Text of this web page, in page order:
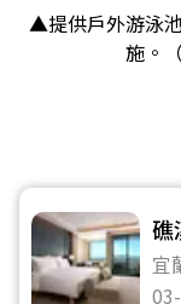
▲提供戶外游泳
施。
礁
宜